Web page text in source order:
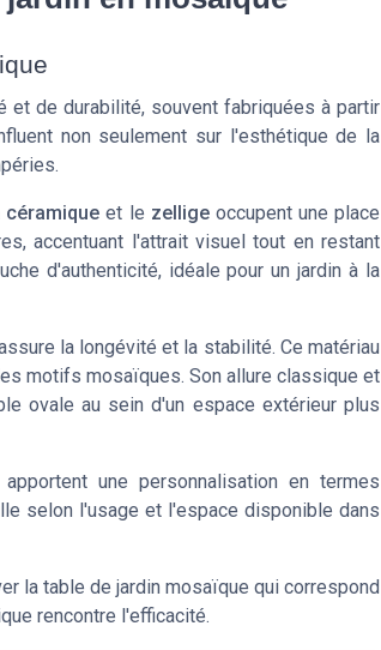
et de durabilité, souvent fabriquées à partir
non seulement sur l'esthétique de la
céramique et le zelligeoccupent une place
accentuant l'attrait visuel tout en restant
d'authenticité, idéale pour un jardin à la
la longévité et la stabilité. Ce matériau
motifs mosaïques. Son allure classique et
ovale au sein d'un espace extérieur plus
apportent une personnalisation en termes
selon l'usage et l'espace disponible dans
la table de jardin mosaïque qui correspond
rencontre l'efficacité.